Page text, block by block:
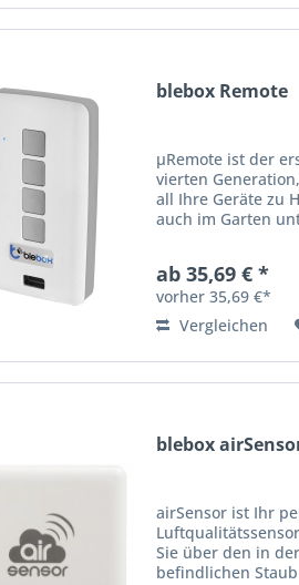
blebox Remote
µRemote ist der
vierten
all Ihre Geräte zu
auch im Garten
Smartphone.
dem µRemote,
ab 35,69 € *
vorher 35,69 €*
Vergleichen
blebox
airSensor ist Ihr
Sie über den in
befindlichen